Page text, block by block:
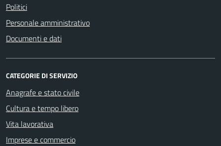
Politici
Personale amministrativo
Documenti e dati
CATEGORIE DI SERVIZIO
Anagrafe e stato civile
Cultura e tempo libero
Vita lavorativa
Imprese e commercio